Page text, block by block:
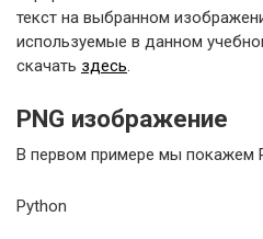
текст на выбранном
используемые в данном
скачать здесь.
PNG изображение
В первом примере мы покажем
Python